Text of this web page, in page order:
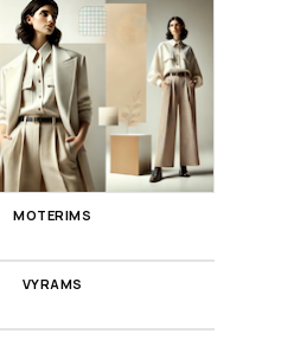
MOTERIMS
VYRAMS